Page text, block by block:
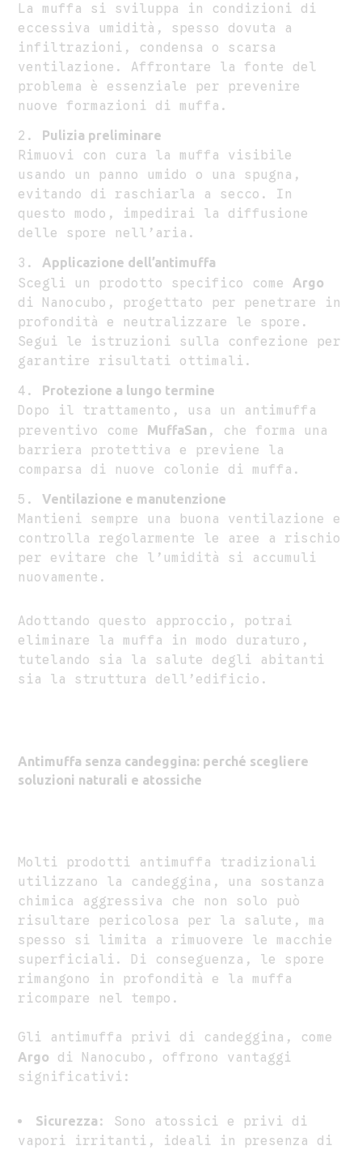
La muffa si sviluppa in condizioni di
eccessiva umidità, spesso dovuta a
infiltrazioni, condensa o scarsa
ventilazione. Affrontare la fonte del
problema è essenziale per prevenire
nuove formazioni di muffa.
Pulizia preliminare
Rimuovi con cura la muffa visibile
usando un panno umido o una spugna,
evitando di raschiarla a secco. In
questo modo, impedirai la diffusione
delle spore nell’aria.
Applicazione dell’antimuffa
Scegli un prodotto specifico comeArgo
di Nanocubo, progettato per penetrare in
profondità e neutralizzare le spore.
Segui le istruzioni sulla confezione per
garantire risultati ottimali.
Protezione a lungo termine
Dopo il trattamento, usa un antimuffa
preventivo come MuffaSan , che forma una
barriera protettiva e previene la
comparsa di nuove colonie di muffa.
Ventilazione e manutenzione
Mantieni sempre una buona ventilazione e
controlla regolarmente le aree a rischio
per evitare che l’umidità si accumuli
nuovamente.
Adottando questo approccio, potrai
eliminare la muffa in modo duraturo,
tutelando sia la salute degli abitanti
sia la struttura dell’edificio.
Antimuffa senza candeggina: perché scegliere
soluzioni naturali e atossiche
Molti prodotti antimuffa tradizionali
utilizzano la candeggina, una sostanza
chimica aggressiva che non solo può
risultare pericolosa per la salute, ma
spesso si limita a rimuovere le macchie
superficiali. Di conseguenza, le spore
rimangono in profondità e la muffa
ricompare nel tempo.
Gli antimuffa privi di candeggina, come
Argo
di Nanocubo, offrono vantaggi
significativi:
Sicurezza : Sono atossici e privi di
vapori irritanti, ideali in presenza di